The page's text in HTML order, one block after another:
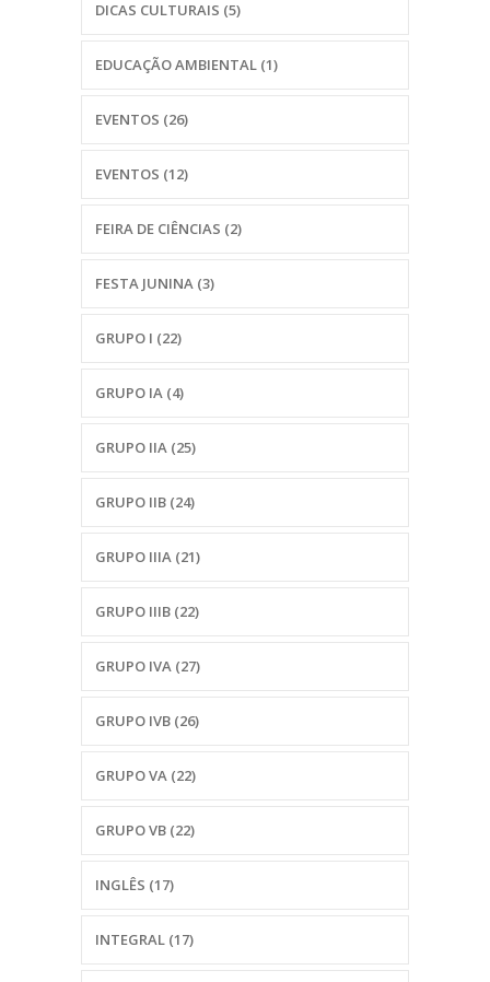
DICAS CULTURAIS (5)
EDUCAÇÃO AMBIENTAL (1)
EVENTOS (26)
EVENTOS (12)
FEIRA DE CIÊNCIAS (2)
FESTA JUNINA (3)
GRUPO I (22)
GRUPO IA (4)
GRUPO IIA (25)
GRUPO IIB (24)
GRUPO IIIA (21)
GRUPO IIIB (22)
GRUPO IVA (27)
GRUPO IVB (26)
GRUPO VA (22)
GRUPO VB (22)
INGLÊS (17)
INTEGRAL (17)